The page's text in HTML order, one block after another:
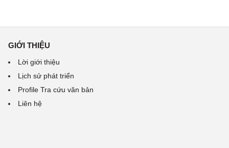
GIỚI THIỆU
Lời giới thiệu
Lịch sử phát triển
Profile Tra cứu văn bản
Liên hệ